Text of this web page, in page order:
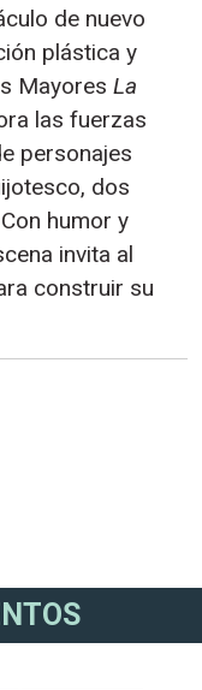
de nuevo
plástica y
Mayores La
las fuerzas
personajes
dos
humor y
invita al
construir su